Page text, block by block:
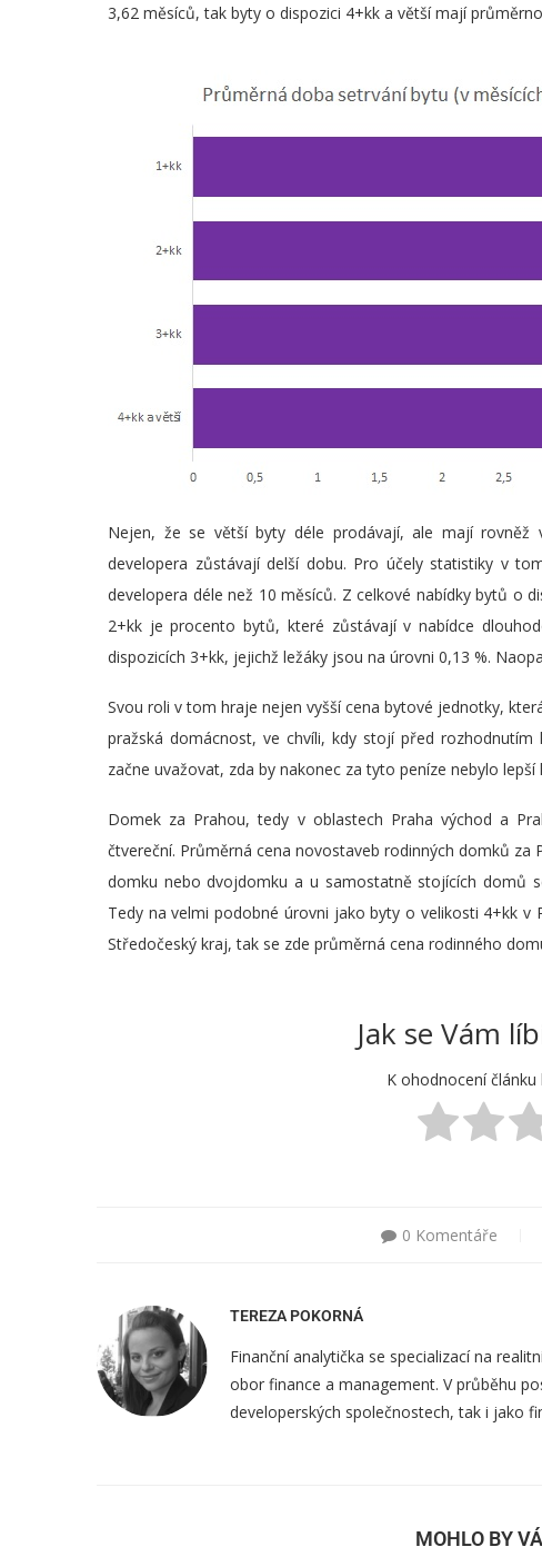
3,62 měsíců, tak byty o dispozici 4+kk a větší mají
Nejen, že se větší byty déle prodávají, ale mají
developera zůstávají delší dobu. Pro účely statistiky v
developera déle než 10 měsíců. Z celkové nabídky bytů o
2+kk je procento bytů, které zůstávají v nabídce
dispozicích 3+kk, jejichž ležáky jsou na úrovni 0,13 %.
Svou roli v tom hraje nejen vyšší cena bytové jednotky,
pražská domácnost, ve chvíli, kdy stojí před
začne uvažovat, zda by nakonec za tyto peníze nebylo
Domek za Prahou, tedy v oblastech Praha východ a
čtvereční. Průměrná cena novostaveb rodinných domků
domku nebo dvojdomku a u samostatně stojících domů
Tedy na velmi podobné úrovni jako byty o velikosti 4+kk
Středočeský kraj, tak se zde průměrná cena rodinného
Jak se Vám
K ohodnocení
0 Komentáře
TEREZA POKORNÁ
Finanční analytička se specializací na
obor finance a management. V průběhu
developerských společnostech, tak i jako
MOHLO BY